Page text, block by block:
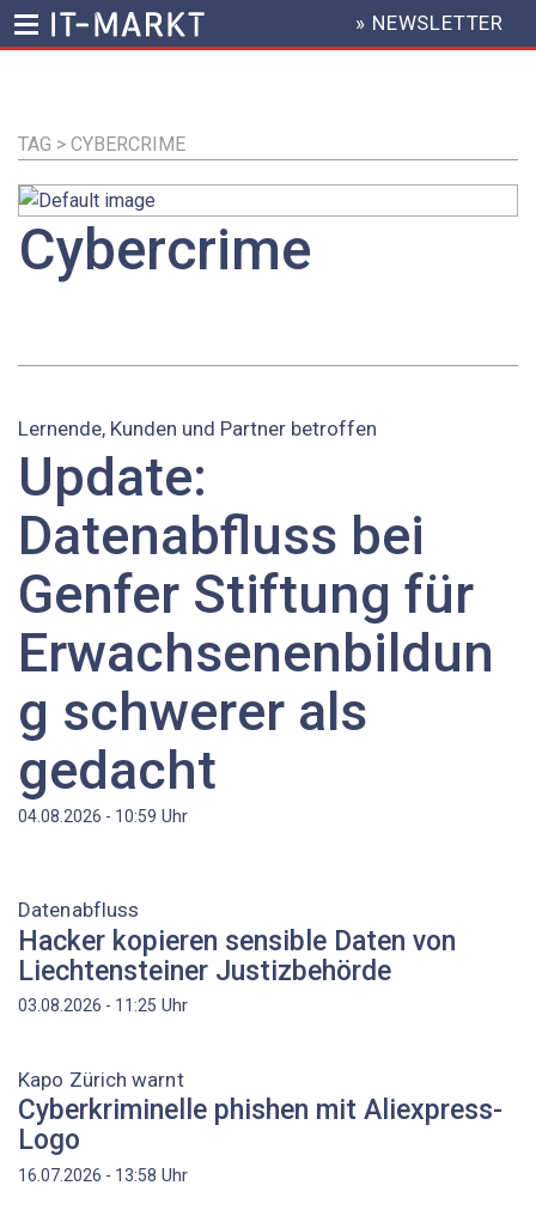
Inhalt
HEADER
MENU
» NEWSLETTER
TAG > CYBERCRIME
Cybercrime
Lernende, Kunden und Partner betroffen
Update:
Datenabfluss bei
Genfer Stiftung für
Erwachsenenbildun
g schwerer als
gedacht
04.08.2026 - 10:59 Uhr
Datenabfluss
Hacker kopieren sensible Daten von
Liechtensteiner Justizbehörde
03.08.2026 - 11:25 Uhr
Kapo Zürich warnt
Cyberkriminelle phishen mit Aliexpress-
Logo
16.07.2026 - 13:58 Uhr